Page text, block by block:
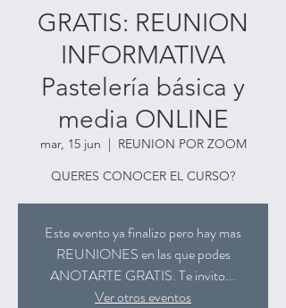
GRATIS: REUNION
INFORMATIVA
Pastelería básica y
media ONLINE
mar, 15 jun
  |
REUNION POR ZOOM
QUERES CONOCER EL CURSO?
Este evento ya finalizo pero hay mas
REUNIONES en las que podes
ANOTARTE GRATIS. Te invito...
Ver otros eventos